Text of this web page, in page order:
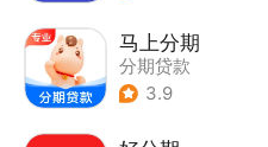
马上分期
分期贷款
3.9